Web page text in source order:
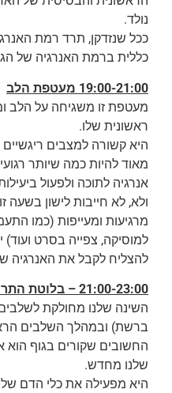
נולד.
ככל שנזדקן, תרד רמת
כללית ברמת האנרגיה של
19:00-21:00 מעטפת הלב
מעטפת זו משגיחה על הלב
ראשונית שלו.
היא קשורה למצבים
מאוד להיות כמה שיותר
אנרגיה לתוכה ולפעול
ולא, לא חייבות לישון בשעה
מרגיעות ומעייפות (כמו
למוסיקה, צפייה בסרט
להצליח לקבל את האנרגיה
21:00-23:00 – בלוטת התריס
השינה שלנו מחולקת
ברשת) ובמהלך השלבים
החשובים שקורים בגוף הוא
שלנו מחדש.
היא מפעילה את כלי הדם